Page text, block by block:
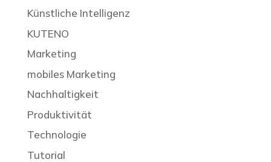
Künstliche Intelligenz
KUTENO
Marketing
mobiles Marketing
Nachhaltigkeit
Produktivität
Technologie
Tutorial